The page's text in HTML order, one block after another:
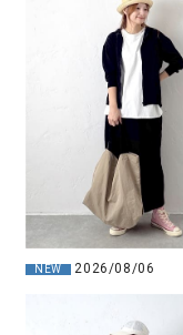
NEW 2026/08/06